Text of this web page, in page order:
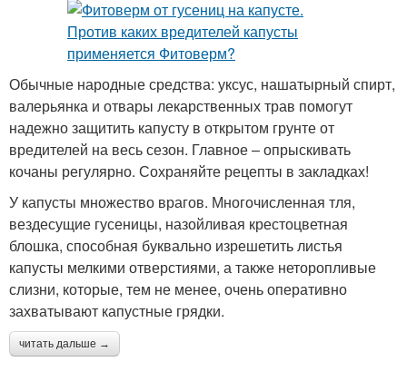
Обычные народные средства: уксус, нашатырный спирт,
валерьянка и отвары лекарственных трав помогут
надежно защитить капусту в открытом грунте от
вредителей на весь сезон. Главное – опрыскивать
кочаны регулярно. Сохраняйте рецепты в закладках!
У капусты множество врагов. Многочисленная тля,
вездесущие гусеницы, назойливая крестоцветная
блошка, способная буквально изрешетить листья
капусты мелкими отверстиями, а также неторопливые
слизни, которые, тем не менее, очень оперативно
захватывают капустные грядки.
читать дальше →